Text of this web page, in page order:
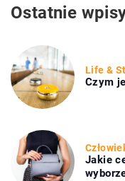
Ostatnie
Life &
Czym
Jakie